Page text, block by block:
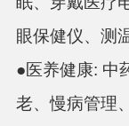
眼保健仪、测
●医养健康: 中
老、慢病管理